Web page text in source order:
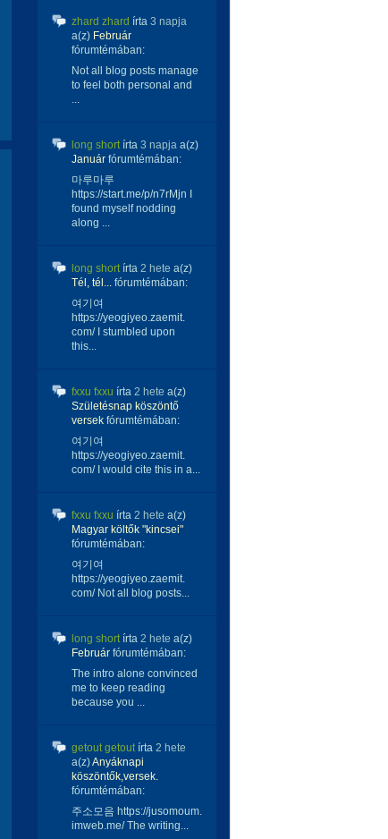
zhard zhard írta 3 napja
a(z) Február
fórumtémában:
Not all blog posts manage
to feel both personal and
...
long shortírta 3 napja a(z)
Január fórumtémában:
마루마루
https://start.me/p/n7rMjn I
found myself nodding
along ...
long shortírta 2 hete a(z)
Tél, tél... fórumtémában:
여기여
https://yeogiyeo.zaemit.
com/ I stumbled upon
this...
fxxu fxxu írta 2 hete a(z)
Születésnap köszöntő
versek fórumtémában:
여기여
https://yeogiyeo.zaemit.
com/ I would cite this in a...
fxxu fxxu írta 2 hete a(z)
Magyar költők "kincsei"
fórumtémában:
여기여
https://yeogiyeo.zaemit.
com/ Not all blog posts...
long shortírta 2 hete a(z)
Február fórumtémában:
The intro alone convinced
me to keep reading
because you ...
getout getoutírta 2 hete
a(z)Anyáknapi
köszöntők,versek.
fórumtémában:
주소모음 https://jusomoum.
imweb.me/ The writing...